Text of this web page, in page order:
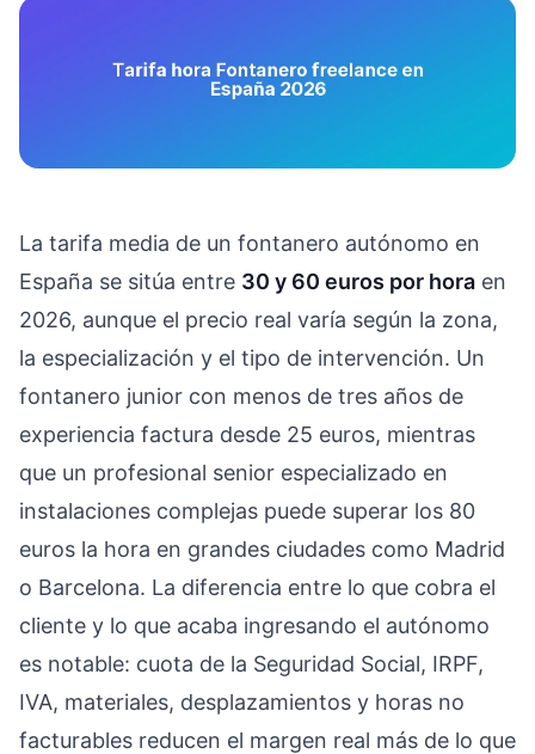
La tarifa media de un fontanero autónomo en
España se sitúa entre 30 y 60 euros por hora en
2026, aunque el precio real varía según la zona,
la especialización y el tipo de intervención. Un
fontanero junior con menos de tres años de
experiencia factura desde 25 euros, mientras
que un profesional senior especializado en
instalaciones complejas puede superar los 80
euros la hora en grandes ciudades como Madrid
o Barcelona. La diferencia entre lo que cobra el
cliente y lo que acaba ingresando el autónomo
es notable: cuota de la Seguridad Social, IRPF,
IVA, materiales, desplazamientos y horas no
facturables reducen el margen real más de lo que